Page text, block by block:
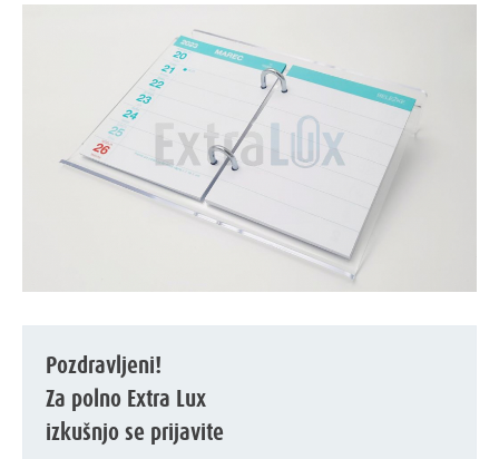
Pozdravljeni!
Za polno Extra Lux
izkušnjo se prijavite